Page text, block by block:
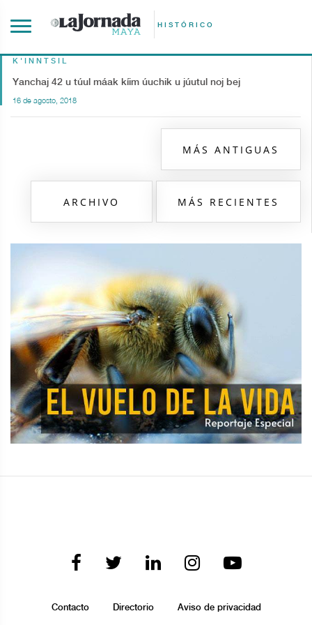
HISTÓRICO
K'INNTSIL
Yanchaj 42 u túul máak kíim úuchik u júutul noj bej
16 de agosto, 2018
MÁS ANTIGUAS
MÁS RECIENTES
ARCHIVO
Contacto Directorio Aviso de privacidad